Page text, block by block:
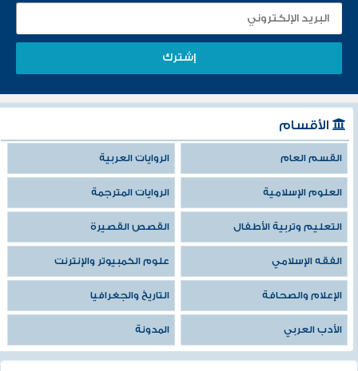
الأقسام
القسم العام الروايات العربية
العلوم الإسلامية الروايات المترجمة
التعليم وتربية الأطفال القصص القصيرة
الفقه الإسلامي علوم الكمبيوتر والإنترنت
الإعلام والصحافة التاريخ والجغرافيا
الأدب العربي المدونة